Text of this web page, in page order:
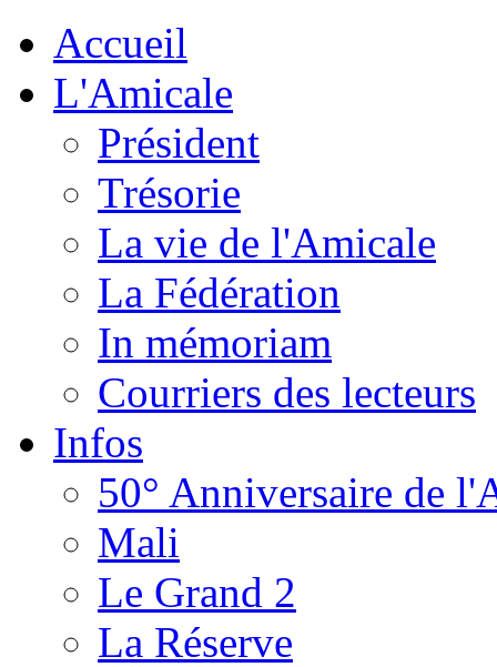
Accueil
L'Amicale
Président
Trésorie
La vie de l'Amicale
La Fédération
In mémoriam
Courriers des lecteurs
Infos
50° Anniversaire de
Mali
Le Grand 2
La Réserve